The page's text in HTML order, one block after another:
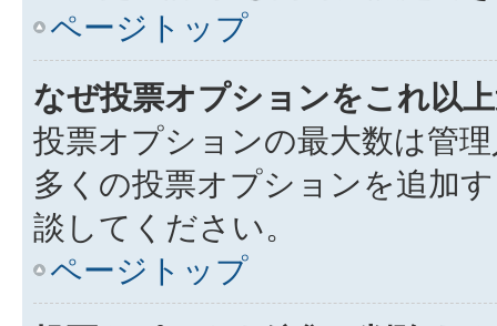
ページトップ
なぜ投票オプションをこれ以
投票オプションの最大数は管
多くの投票オプションを追加
談してください。
ページトップ